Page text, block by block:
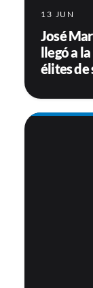
13 JUN
José
llegó a
élites de